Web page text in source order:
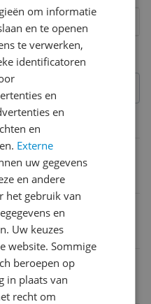
4
om informatie
en te openen
te verwerken,
identificatoren
en
en
en
Externe
uw gegevens
en andere
het gebruik van
en
Uw keuzes
website. Sommige
beroepen op
in plaats van
recht om